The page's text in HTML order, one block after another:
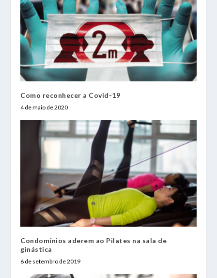
Como reconhecer a Covid-19
4 de maio de 2020
Condomínios aderem ao Pilates na sala de
ginástica
6 de setembro de 2019